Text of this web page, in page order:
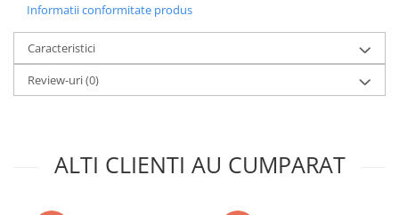
(26 392)
- cot de conectare la perete cu mâner
- furtun de duș VitalioFlex Silver 1500 mm (27 505 000)
Informatii conformitate produs
Caracteristici
Review-uri(0)
ALTI CLIENTI AU CUMPARAT